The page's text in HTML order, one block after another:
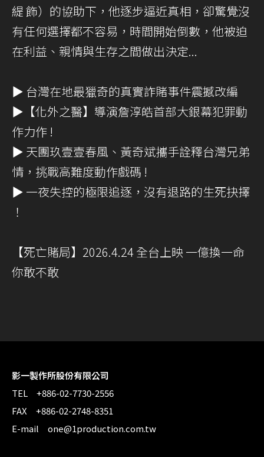
緹 飾）的協助下，他逐步逼近真相，卻驚覺沒
有任何選擇都不容易，時間開始倒數，他被迫
在利益、親情與生存之間做出決定...
▶ 台灣在地最獵奇的真實詐賭事件震撼改編
▶【化外之醫】導演詹淳皓首部大銀幕犯罪動
作力作 !
▶ 天團玖壹壹春風、黃奇斌攜手詮釋台灣兄弟
情，挑戰高難度動作戲碼 !
▶ 一夜失控的極限追逐，沒有退路的生死抉擇
！
【死亡賭局】2026.4.24 全台上映 一億換一命
你敢不敢
影一製作所股份有限公司
TEL +886-02-7730-2556
FAX +886-02-2748-8351
E-mail one@1production.com.tw